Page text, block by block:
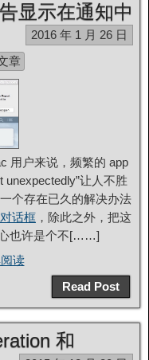
显示在通知中
2016 年 1 月 26 日
章
用户来说，频繁的 app
unexpectedly”让人不胜
个存在已久的解决办法
话框 ，除此之外，把这
也许是个不[……]
读
Read Post
和